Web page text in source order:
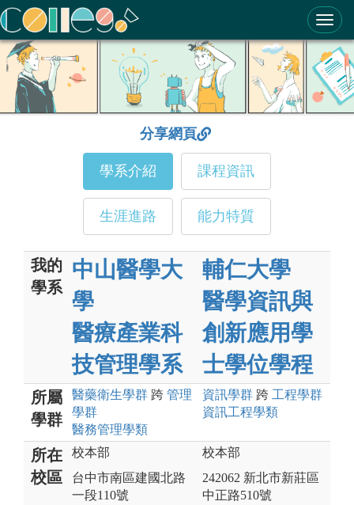
ColleGo! 大學選才與高中育才輔助系統
分享網頁
學系介紹 課程資訊
生涯進路 能力特質
我的
學系
中山醫學大
學
醫療產業科
技管理學系
輔仁大學
醫學資訊與
創新應用學
士學位學程
所屬
學群
醫藥衛生學群 跨 管理
學群
醫務管理學類
資訊學群 跨 工程學群
資訊工程學類
所在
校區
校本部
台中市南區建國北路
一段110號
校本部
242062 新北市新莊區
中正路510號